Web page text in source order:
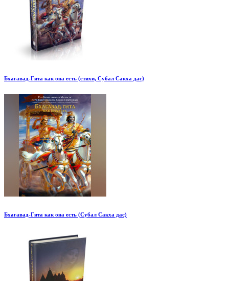
Бхагавад-Гита как она есть (стихи, Субал Сакха дас)
Бхагавад-Гита как она есть (Субал Сакха дас)